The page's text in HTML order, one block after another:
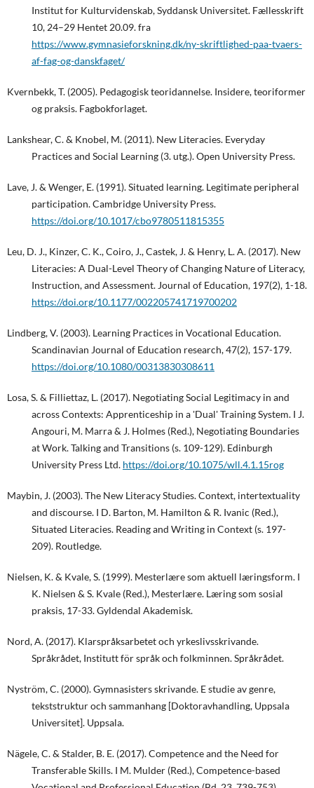
Institut for Kulturvidenskab, Syddansk Universitet. Fællesskrift
10, 24–29 Hentet 20.09. fra
https://www.gymnasieforskning.dk/ny-skriftlighed-paa-tvaers-
af-fag-og-danskfaget/
Kvernbekk, T. (2005). Pedagogisk teoridannelse. Insidere, teoriformer
og praksis. Fagbokforlaget.
Lankshear, C. & Knobel, M. (2011). New Literacies. Everyday
Practices and Social Learning (3. utg.). Open University Press.
Lave, J. & Wenger, E. (1991). Situated learning. Legitimate peripheral
participation. Cambridge University Press.
https://doi.org/10.1017/cbo9780511815355
Leu, D. J., Kinzer, C. K., Coiro, J., Castek, J. & Henry, L. A. (2017). New
Literacies: A Dual-Level Theory of Changing Nature of Literacy,
Instruction, and Assessment. Journal of Education, 197(2), 1-18.
https://doi.org/10.1177/002205741719700202
Lindberg, V. (2003). Learning Practices in Vocational Education.
Scandinavian Journal of Education research, 47(2), 157-179.
https://doi.org/10.1080/00313830308611
Losa, S. & Filliettaz, L. (2017). Negotiating Social Legitimacy in and
across Contexts: Apprenticeship in a 'Dual' Training System. I J.
Angouri, M. Marra & J. Holmes (Red.), Negotiating Boundaries
at Work. Talking and Transitions (s. 109-129). Edinburgh
University Press Ltd. https://doi.org/10.1075/wll.4.1.15rog
Maybin, J. (2003). The New Literacy Studies. Context, intertextuality
and discourse. I D. Barton, M. Hamilton & R. Ivanic (Red.),
Situated Literacies. Reading and Writing in Context (s. 197-
209). Routledge.
Nielsen, K. & Kvale, S. (1999). Mesterlære som aktuell læringsform. I
K. Nielsen & S. Kvale (Red.), Mesterlære. Læring som sosial
praksis, 17-33. Gyldendal Akademisk.
Nord, A. (2017). Klarspråksarbetet och yrkeslivsskrivande.
Språkrådet, Institutt för språk och folkminnen. Språkrådet.
Nyström, C. (2000). Gymnasisters skrivande. E studie av genre,
tekststruktur och sammanhang [Doktoravhandling, Uppsala
Universitet]. Uppsala.
Nägele, C. & Stalder, B. E. (2017). Competence and the Need for
Transferable Skills. I M. Mulder (Red.), Competence-based